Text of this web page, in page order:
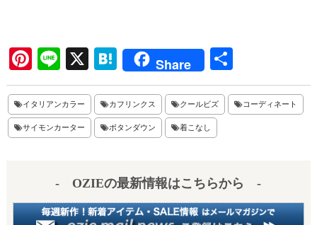
Pi
nt
er
es
Li
ne
X
H
at
en
a
Share
有
イタリアンカラー カフリンクス クールビズ コーディネート
サイモンカーター ボタンダウン 着こなし
- OZIEの最新情報はこちらから -